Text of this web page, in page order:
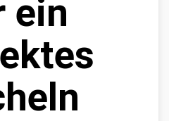
ein